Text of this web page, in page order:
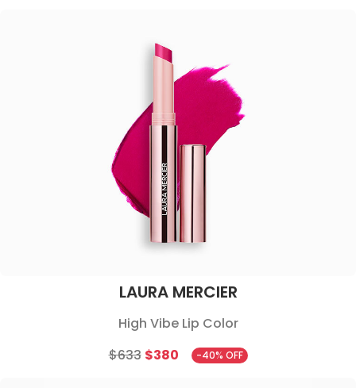
LAURA MERCIER
High Vibe Lip Color
$633 $380 -40% OFF